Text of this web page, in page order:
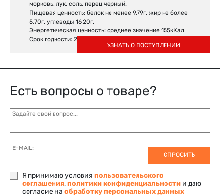
морковь, лук, соль, перец черный.
Пищевая ценность: белок не менее 9,79г. жир не более
5,70г. углеводы 16,20г.
Энергетическая ценность: среднее значение 155кКал
Срок годности: 2 года
УЗНАТЬ О ПОСТУПЛЕНИИ
Есть вопросы о товаре?
Задайте свой вопрос...
E-MAIL:
СПРОСИТЬ
Я принимаю условия пользовательского
соглашения,политики конфиденциальности и даю
согласие на обработку персональных данных